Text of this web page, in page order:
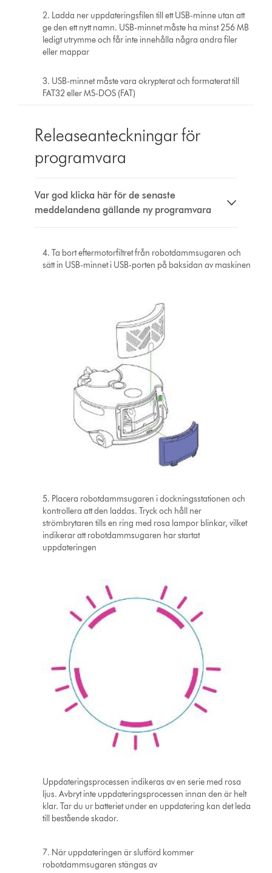
2. Ladda ner uppdateringsfilen till ett USB-minne utan att
ge den ett nytt namn. USB-minnet måste ha minst 256 MB
ledigt utrymme och får inte innehålla några andra filer
eller mappar
3. USB-minnet måste vara okrypterat och formaterat till
FAT32 eller MS-DOS (FAT)
Releaseanteckningar för
programvara
Var god klicka här för de senaste
meddelandena gällande ny programvara
4. Ta bort eftermotorfiltret från robotdammsugaren och
sätt in USB-minnet i USB-porten på baksidan av maskinen
5. Placera robotdammsugaren i dockningsstationen och
kontrollera att den laddas. Tryck och håll ner
strömbrytaren tills en ring med rosa lampor blinkar, vilket
indikerar att robotdammsugaren har startat
uppdateringen
Uppdateringsprocessen indikeras av en serie med rosa
ljus. Avbryt inte uppdateringsprocessen innan den är helt
klar. Tar du ur batteriet under en uppdatering kan det leda
till bestående skador.
7. När uppdateringen är slutförd kommer
robotdammsugaren stängas av